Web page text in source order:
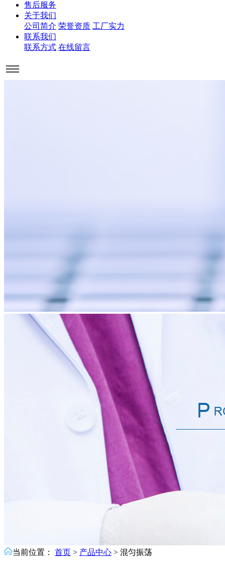
售后服务
关于我们
公司简介 荣誉资质 工厂实力
联系我们
联系方式 在线留言
当前位置： 首页 > 产品中心 > 混匀振荡